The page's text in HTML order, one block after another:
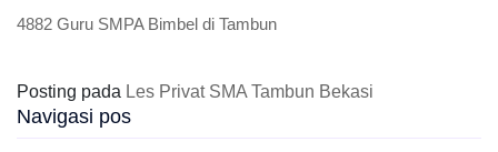
4882 Guru SMPA Bimbel di Tambun
Posting pada Les Privat SMA Tambun Bekasi
Navigasi pos